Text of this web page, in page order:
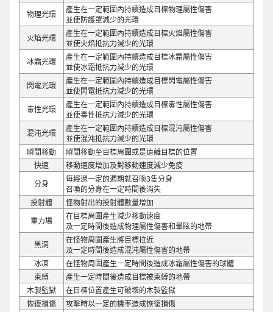
物理光環
產生在一定範圍內持續造成目標物理屬性傷害
並使防護罩減少的光環
火焰光環
產生在一定範圍內持續造成目標火焰屬性傷害
並使火焰抵抗力減少的光環
冰霜光環
產生在一定範圍內持續造成目標冰霜屬性傷害
並使冰霜抵抗力減少的光環
閃電光環
產生在一定範圍內持續造成目標閃電屬性傷害
並使閃電抵抗力減少的光環
毒性光環
產生在一定範圍內持續造成目標毒性屬性傷害
並使毒性抵抗力減少的光環
混沌光環
產生在一定範圍內持續造成目標混沌屬性傷害
並使混沌抵抗力減少的光環
瞬間移動
瞬間移動至目標周圍或是遠離目標的位置
快速
移動速度增加及對移動速度減少免疫
分身
每經過一定的週期就召喚3隻分身
召喚的分身在一定時間後消失
投射體
怪物射出的投射體數量增加
重力場
在目標周圍產生減少移動速度
及一定時間後造成物理屬性傷害和暈眩的地帶
黑洞
在怪物周圍產生將目標拉近
及一定時間後造成混沌屬性傷害的地帶
冰凍
在怪物周圍產生一定時間後造成冰霜屬性傷害的球體
束縛
產生一定時間後造成目標被束縛的地帶
木製監獄
在目標位置產生可破壞的木製監獄
恢復損傷
攻擊時以一定的機率造成恢復損傷